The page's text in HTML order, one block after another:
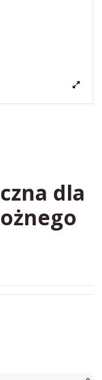
dla